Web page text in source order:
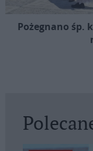
Pożegnano śp.